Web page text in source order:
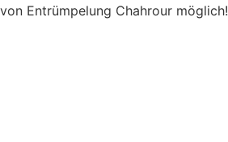
von Entrümpelung Chahrour möglich!